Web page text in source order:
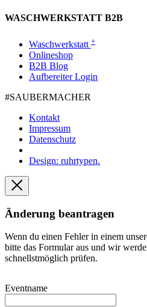
WASCHWERKSTATT B2B
Waschwerkstatt +
Onlineshop
B2B Blog
Aufbereiter Login
#SAUBER­MACHER
Kontakt
Impressum
Datenschutz
Design: ruhrtypen.
Änderung beantragen
Wenn du einen Fehler in einem
bitte das Formular aus und wir
schnellstmöglich prüfen.
Eventname